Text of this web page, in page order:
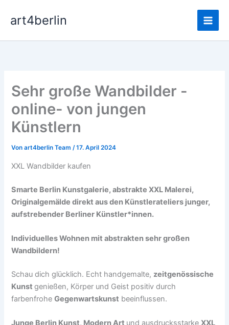
Inhaltart4berlin
Main
Sehr große Wandbilder -
online- von jungen
Künstlern
Vonart4berlin Team/17. April 2024
XXL Wandbilder kaufen
Smarte Berlin Kunstgalerie, abstrakte XXL Malerei,
Originalgemälde direkt aus den Künstlerateliers junger,
aufstrebender Berliner Künstler*innen.
Individuelles Wohnen mit abstrakten sehr großen
Wandbildern!
Schau dich glücklich. Echt handgemalte, zeitgenössische
Kunstgenießen, Körper und Geist positiv durch
farbenfroheGegenwartskunst beeinflussen.
Junge Berlin Kunst, Modern Art und ausdrucksstarkeXXL